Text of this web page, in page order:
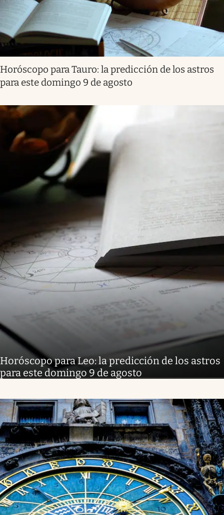
Horóscopo para Tauro: la predicción de los astros
para este domingo 9 de agosto
Horóscopo para Leo: la predicción de los astros
para este domingo 9 de agosto